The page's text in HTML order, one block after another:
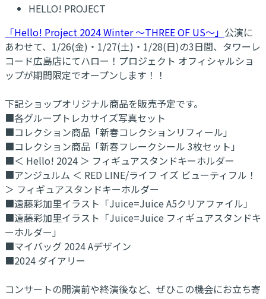
HELLO! PROJECT
「Hello! Project 2024 Winter ～THREE OF US～」 公演に
あわせて、1/26(金)・1/27(土)・1/28(日)の3日間、タワーレ
コード広島店にてハロー！プロジェクト オフィシャルショ
ップが期間限定でオープンします！！
下記ショップオリジナル商品を販売予定です。
■各グループトレカサイズ写真セット
■コレクション商品「新春コレクションリフィール」
■コレクション商品「新春フレークシール 3枚セット」
■＜ Hello! 2024 ＞ フィギュアスタンドキーホルダー
■アンジュルム ＜ RED LINE/ライフ イズ ビューティフル！
＞ フィギュアスタンドキーホルダー
■遠藤彩加里イラスト「Juice=Juice A5クリアファイル」
■遠藤彩加里イラスト「Juice=Juice フィギュアスタンドキ
ーホルダー」
■マイバッグ 2024 Aデザイン
■2024 ダイアリー
コンサートの開演前や終演後など、ぜひこの機会にお立ち寄